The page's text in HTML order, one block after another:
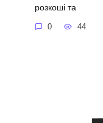
розкоші та
0 44